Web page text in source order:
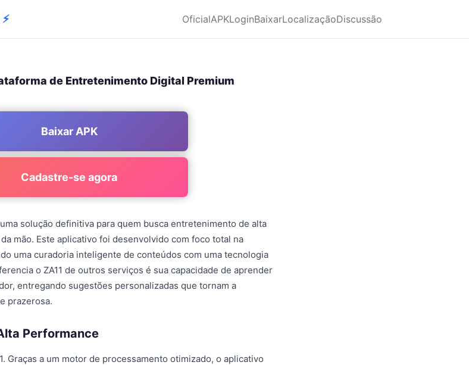
OficialAPKLoginBaixarLocalizaçãoDiscussão
de Entretenimento Digital Premium
Baixar APK
Cadastre-se agora
solução definitiva para quem busca entretenimento de alta
mão. Este aplicativo foi desenvolvido com foco total na
uma curadoria inteligente de conteúdos com uma tecnologia
o ZA11 de outros serviços é sua capacidade de aprender
entregando sugestões personalizadas que tornam a
prazerosa.
Performance
Graças a um motor de processamento otimizado, o aplicativo